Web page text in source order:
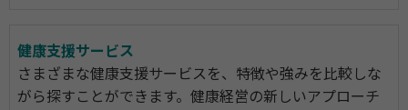
健康支援サービス
さまざまな健康支援サービスを、特徴や強みを比較しな
がら探すことができます。健康経営の新しいアプローチ